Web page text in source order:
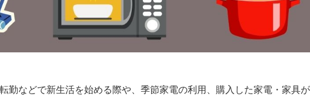
勤などで新生活を始める際や、季節家電の利用、購入した家電・家具